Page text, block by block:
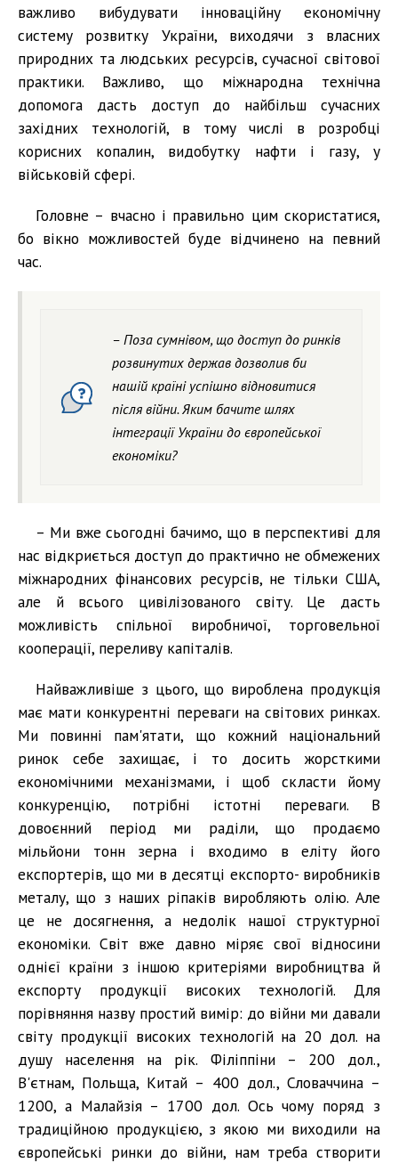
важливо вибудувати інноваційну економічну
систему розвитку України, виходячи з власних
природних та людських ресурсів, сучасної світової
практики. Важливо, що міжнародна технічна
допомога дасть доступ до найбільш сучасних
західних технологій, в тому числі в розробці
корисних копалин, видобутку нафти і газу, у
військовій сфері.
Головне – вчасно і правильно цим скористатися,
бо вікно можливостей буде відчинено на певний
час.
– Поза сумнівом, що доступ до ринків
розвинутих держав дозволив би
нашій країні успішно відновитися
після війни. Яким бачите шлях
інтеграції України до європейської
економіки?
– Ми вже сьогодні бачимо, що в перспективі для
нас відкриється доступ до практично не обмежених
міжнародних фінансових ресурсів, не тільки США,
але й всього цивілізованого світу. Це дасть
можливість спільної виробничої, торговельної
кооперації, переливу капіталів.
Найважливіше з цього, що вироблена продукція
має мати конкурентні переваги на світових ринках.
Ми повинні пам'ятати, що кожний національний
ринок себе захищає, і то досить жорсткими
економічними механізмами, і щоб скласти йому
конкуренцію, потрібні істотні переваги. В
довоєнний період ми раділи, що продаємо
мільйони тонн зерна і входимо в еліту його
експортерів, що ми в десятці експорто- виробників
металу, що з наших ріпаків виробляють олію. Але
це не досягнення, а недолік нашої структурної
економіки. Світ вже давно міряє свої відносини
однієї країни з іншою критеріями виробництва й
експорту продукції високих технологій. Для
порівняння назву простий вимір: до війни ми давали
світу продукції високих технологій на 20 дол. на
душу населення на рік. Філіппіни – 200 дол.,
В'єтнам, Польща, Китай – 400 дол., Словаччина –
1200, а Малайзія – 1700 дол. Ось чому поряд з
традиційною продукцією, з якою ми виходили на
європейські ринки до війни, нам треба створити